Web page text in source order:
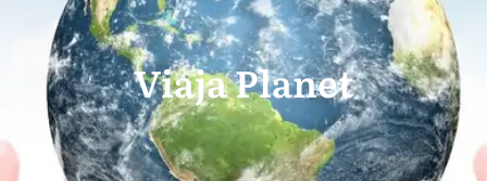
Viaja Planet